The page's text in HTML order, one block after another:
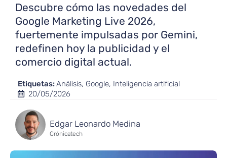
Descubre cómo las novedades del
Google Marketing Live 2026,
fuertemente impulsadas por Gemini,
redefinen hoy la publicidad y el
comercio digital actual.
Etiquetas:Análisis, Google, Inteligencia artificial
20/05/2026
Edgar Leonardo Medina
Crónicatech